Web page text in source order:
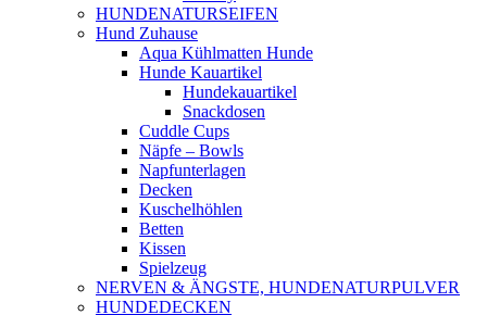
HUNDENATURSEIFEN
Hund Zuhause
Aqua Kühlmatten Hunde
Hunde Kauartikel
Hundekauartikel
Snackdosen
Cuddle Cups
Näpfe – Bowls
Napfunterlagen
Decken
Kuschelhöhlen
Betten
Kissen
Spielzeug
NERVEN & ÄNGSTE, HUNDENATURPULVER
HUNDEDECKEN